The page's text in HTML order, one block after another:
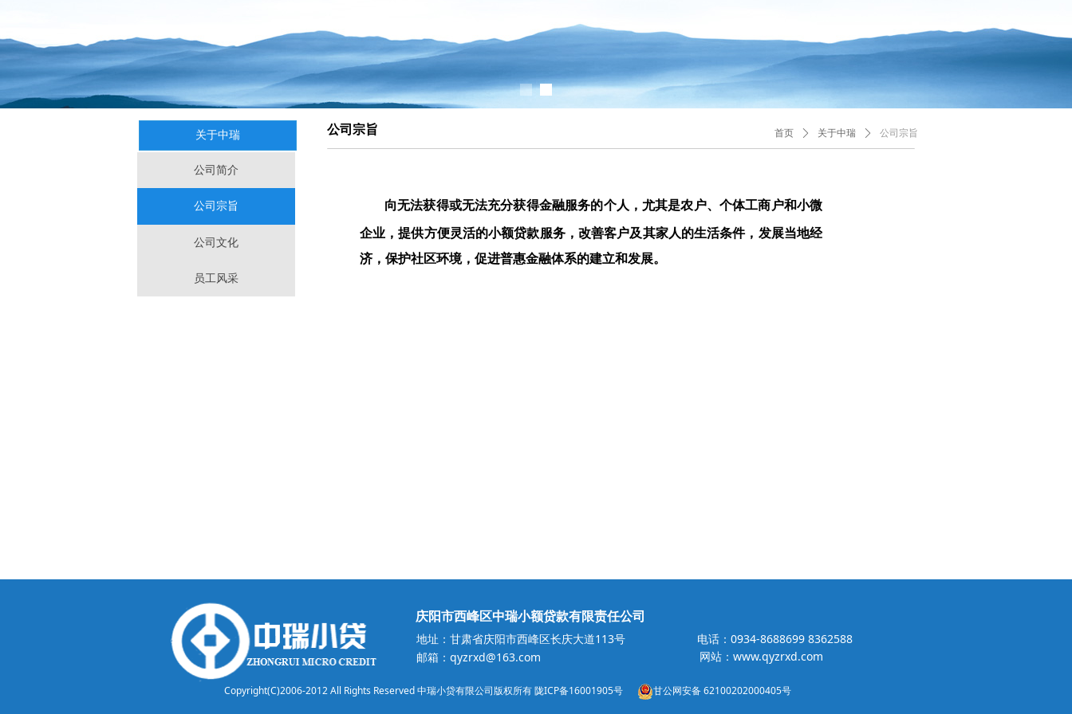
公司宗旨 首页 ꄲ 关于中瑞 ꄲ 公司宗旨
向无法获得或无法充分获得金融服务的个人，尤其是农户、个体工商户和小微
企业，提供方便灵活的小额贷款服务，改善客户及其家人的生活条件，发展当地经
济，保护社区环境，促进普惠金融体系的建立和发展。
公司简介
公司宗旨
公司文化
员工风采
关于中瑞
庆阳市西峰区中瑞小额贷款有限责任公司
地址：甘肃省庆阳市西峰区长庆大道113号
邮箱：qyzrxd@163.com
网站：www.qyzrxd.com
Copyright(C)2006-2012 All Rights Reserved 中瑞小贷有限公司版权所有陇ICP备16001905号 甘公网安备 62100202000405号
电话：0934-8688699 8362588